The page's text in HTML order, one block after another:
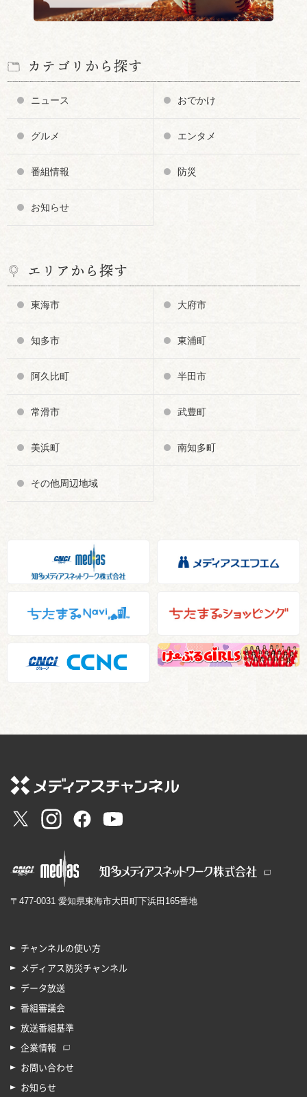
カテゴリから探す
ニュース おでかけ
グルメ エンタメ
番組情報 防災
お知らせ
エリアから探す
東海市 大府市
知多市 東浦町
阿久比町 半田市
常滑市 武豊町
美浜町 南知多町
その他周辺地域
〒477-0031 愛知県東海市大田町下浜田165番地
チャンネルの使い方
メディアス防災チャンネル
データ放送
番組審議会
放送番組基準
企業情報
お問い合わせ
お知らせ